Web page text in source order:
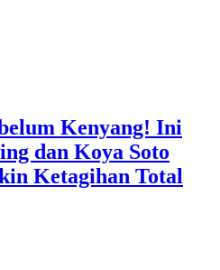
Kenyang! Ini
dan Koya Soto
Ketagihan Total